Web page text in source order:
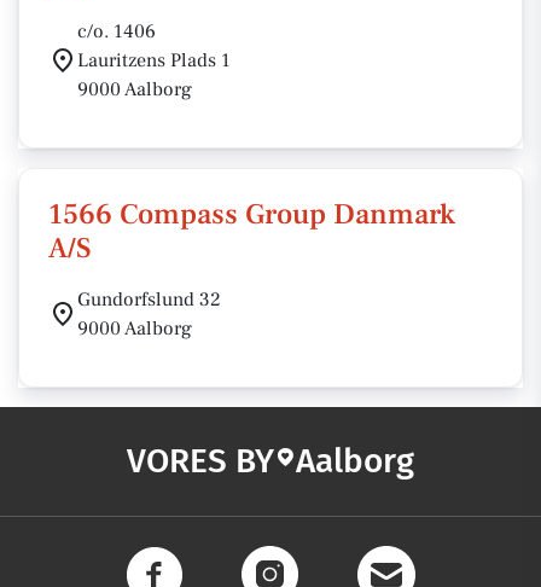
c/o. 1406
Lauritzens Plads 1
9000 Aalborg
1566 Compass Group Danmark
A/S
Gundorfslund 32
9000 Aalborg
VORES BY Aalborg